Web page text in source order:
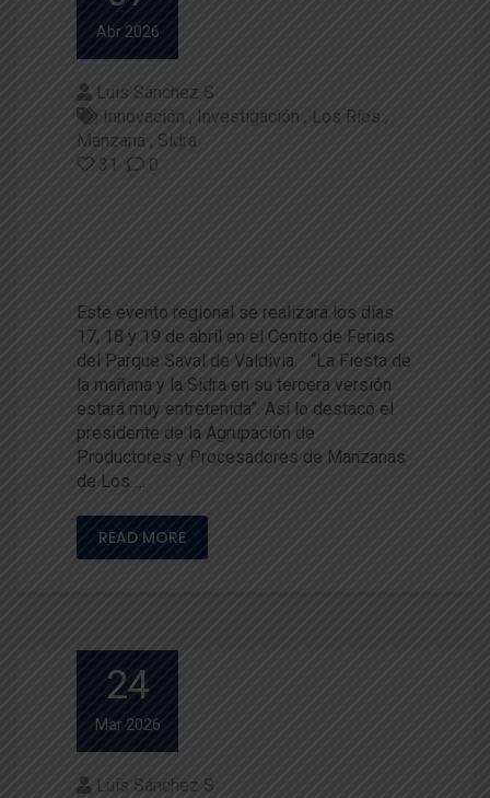
Abr 2026
Luis Sánchez S
Innovación
Investigación
Los Ríos
Manzana
Sidra
31
0
Este evento regional se realizará los días
17, 18 y 19 de abril en el Centro de Ferias
del Parque Saval de Valdivia. “La Fiesta de
la mañana y la Sidra en su tercera versión
estará muy entretenida”. Así lo destacó el
presidente de la Agrupación de
Productores y Procesadores de Manzanas
de Los …
READ MORE
24
Mar 2026
Luis Sánchez S